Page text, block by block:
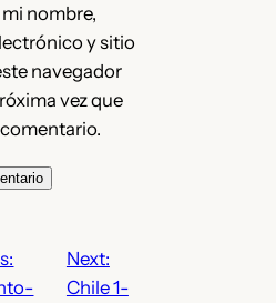
nombre,
y sitio
navegador
vez que
Next:
Chile 1-